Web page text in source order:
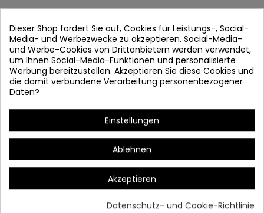
Alterung von Eisen und Kupfer Details
1xE27 max. 40
(Bombilla nicht enthalten)
Maßnahmen: 30 cm 日本語: 120 cm
Bildschirm: 30 cm 日本語: 50 cm
(AUSSCHUSS)
Artikeldetails
Vielleicht gefällt Ihnen auch
Dieser Shop fordert Sie auf, Cookies für Leistungs-, Social-
Media- und Werbezwecke zu akzeptieren. Social-Media-
und Werbe-Cookies von Drittanbietern werden verwendet,
um Ihnen Social-Media-Funktionen und personalisierte
Werbung bereitzustellen. Akzeptieren Sie diese Cookies und
die damit verbundene Verarbeitung personenbezogener
Daten?
Einstellungen
Ablehnen
Akzeptieren
Datenschutz- und Cookie-Richtlinie